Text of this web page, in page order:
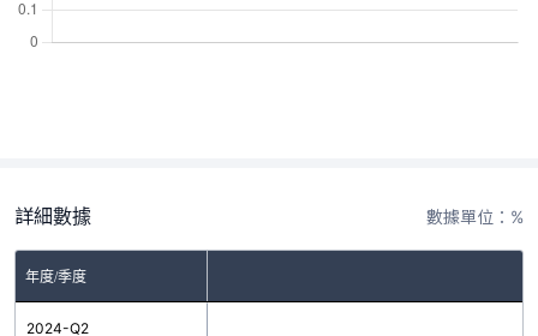
詳細數據 數據單位：%
年度/季度
2024-Q2